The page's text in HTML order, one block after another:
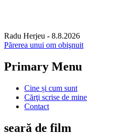
Radu Herjeu - 8.8.2026
Părerea unui om obişnuit
Primary Menu
Skip
content
Cine și cum sunt
Cărţi scrise de mine
Contact
seară de film